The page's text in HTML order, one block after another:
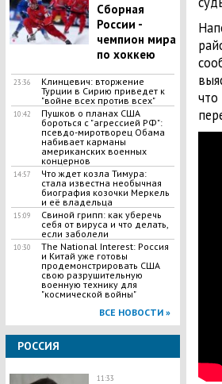
Сборная
России -
чемпион мира
по хоккею
23:36
Клинцевич: вторжение
Турции в Сирию приведет к
"войне всех против всех"
10:42
Пушков о планах США
бороться с "агрессией РФ":
псевдо-миротворец Обама
набивает карманы
американских военных
концернов
14:57
Что ждет козла Тимура:
стала известна необычная
биография козочки Меркель
и её владельца
15:09
Свиной грипп: как уберечь
себя от вируса и что делать,
если заболели
10:30
The National Interest: Россия
и Китай уже готовы
продемонстрировать США
свою разрушительную
военную технику для
"космической войны"
ВСЕ НОВОСТИ »
РОССИЯ
11:33
что